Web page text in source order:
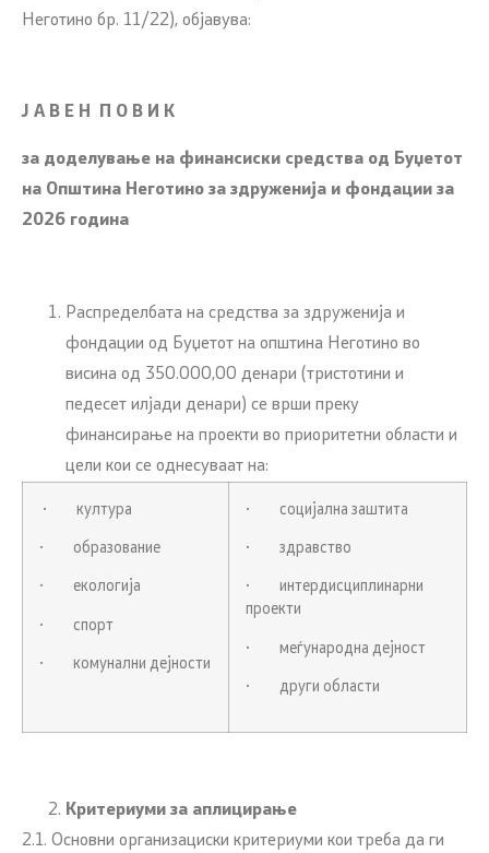
Неготино бр. 11/22), објавува:
Ј А В Е Н П О В И К
за доделување на финансиски средства од Буџетот
на Општина Неготино за здруженија и фондации за
2026 година
Распределбата на средства за здруженија и
фондации од Буџетот на општина Неготино во
висина од 350.000,00 денари (тристотини и
педесет илјади денари) се врши преку
финансирање на проекти во приоритетни области и
цели кои се однесуваат на:
· култура
· образование
· екологија
· спорт
· комунални дејности
· социјална заштита
· здравство
· интердисциплинарни
проекти
· меѓународна дејност
· други области
Критериуми за аплицирање
2.1. Основни организациски критериуми кои треба да ги